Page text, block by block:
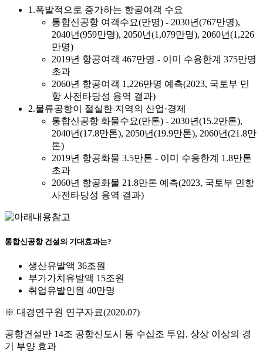
1.폭발적으로 증가하는 항공여객 수요
통합신공항 여객수요(만명) - 2030년(767만명),
2040년(959만명), 2050년(1,079만명), 2060년(1,226
만명)
2019년 항공여객 467만명 - 이미 수용한계 375만명
초과
2060년 항공여객 1,226만명 예측(2023, 국토부 민
항 사전타당성 용역 결과)
2.물류공항이 절실한 지역의 산업·경제
통합신공항 화물수요(만톤) - 2030년(15.2만톤),
2040년(17.8만톤), 2050년(19.9만톤), 2060년(21.8만
톤)
2019년 항공화물 3.5만톤 - 이미 수용한계 1.8만톤
초과
2060년 항공화물 21.8만톤 예측(2023, 국토부 민항
사전타당성 용역 결과)
통합신공항 건설의 기대효과는?
생산유발액 36조원
부가가치유발액 15조원
취업유발인원 40만명
※ 대경연구원 연구자료(2020.07)
공항건설만 14조 공항신도시 등 수십조 투입, 상상 이상의 경
기 부양 효과